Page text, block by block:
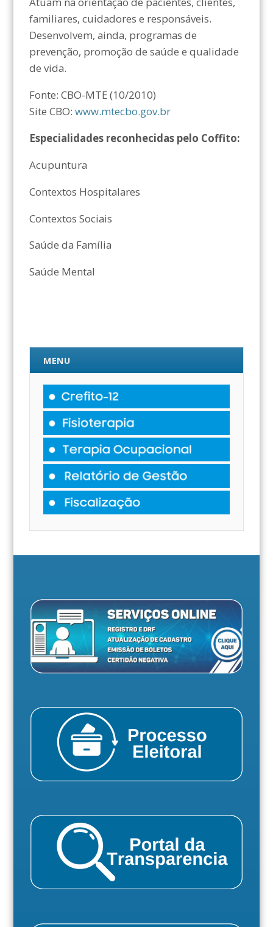
familiares, cuidadores e responsáveis.
Desenvolvem, ainda, programas de
prevenção, promoção de saúde e qualidade
de vida.
Fonte: CBO-MTE (10/2010)
Site CBO: www.mtecbo.gov.br
Especialidades reconhecidas pelo Coffito:
Acupuntura
Contextos Hospitalares
Contextos Sociais
Saúde da Família
Saúde Mental
MENU